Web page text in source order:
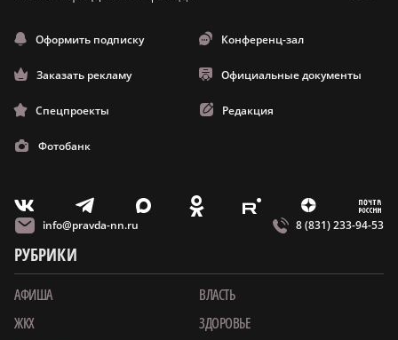
Оформить подписку Конференц-зал
Заказать рекламу Официальные документы
Спецпроекты Редакция
Фотобанк
V T X O E Z m
info@pravda-nn.ru 8 (831) 233-94-53
РУБРИКИ
АФИША
ВЛАСТЬ
ЖКХ
ЗДОРОВЬЕ